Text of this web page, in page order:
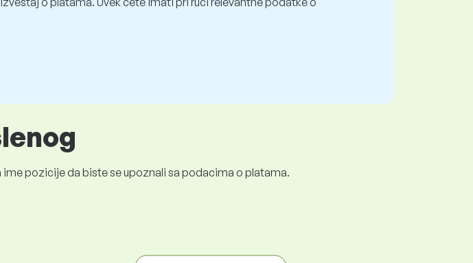
pozicije da biste se upoznali sa podacima o platama.